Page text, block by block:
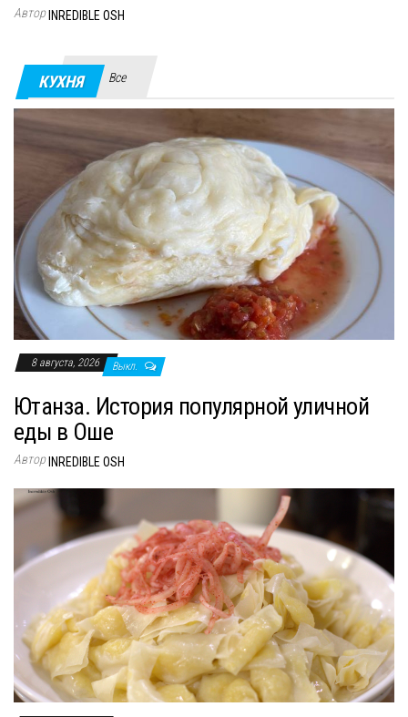
Автор INREDIBLE OSH
КУХНЯ Все
8 августа, 2026 Выкл.
Ютанза. История популярной уличной
еды в Оше
АвторINREDIBLE OSH